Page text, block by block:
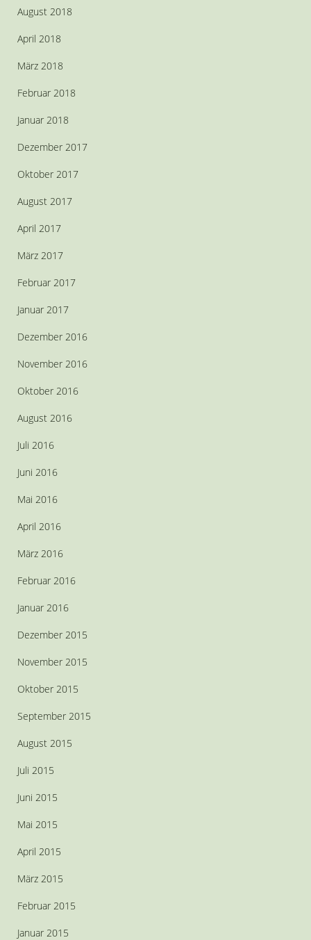
August 2018
April 2018
März 2018
Februar 2018
Januar 2018
Dezember 2017
Oktober 2017
August 2017
April 2017
März 2017
Februar 2017
Januar 2017
Dezember 2016
November 2016
Oktober 2016
August 2016
Juli 2016
Juni 2016
Mai 2016
April 2016
März 2016
Februar 2016
Januar 2016
Dezember 2015
November 2015
Oktober 2015
September 2015
August 2015
Juli 2015
Juni 2015
Mai 2015
April 2015
März 2015
Februar 2015
Januar 2015